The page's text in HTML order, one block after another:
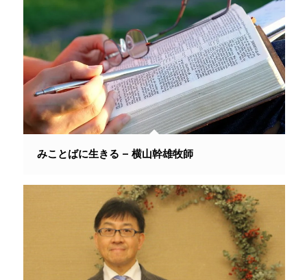
みことばに生きる – 横山幹雄牧師